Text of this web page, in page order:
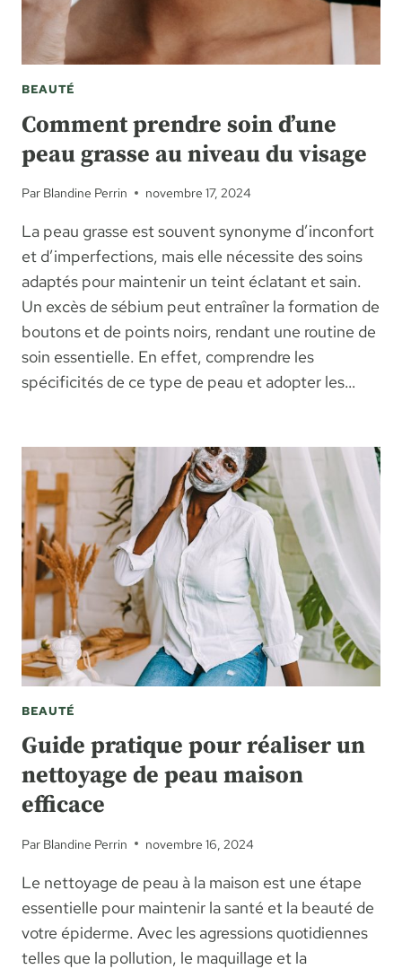
BEAUTÉ
Comment prendre soin d’une
peau grasse au niveau du visage
Par Blandine Perrin novembre 17, 2024
La peau grasse est souvent synonyme d’inconfort
et d’imperfections, mais elle nécessite des soins
adaptés pour maintenir un teint éclatant et sain.
Un excès de sébium peut entraîner la formation de
boutons et de points noirs, rendant une routine de
soin essentielle. En effet, comprendre les
spécificités de ce type de peau et adopter les…
BEAUTÉ
Guide pratique pour réaliser un
nettoyage de peau maison
efficace
Par Blandine Perrin novembre 16, 2024
Le nettoyage de peau à la maison est une étape
essentielle pour maintenir la santé et la beauté de
votre épiderme. Avec les agressions quotidiennes
telles que la pollution, le maquillage et la